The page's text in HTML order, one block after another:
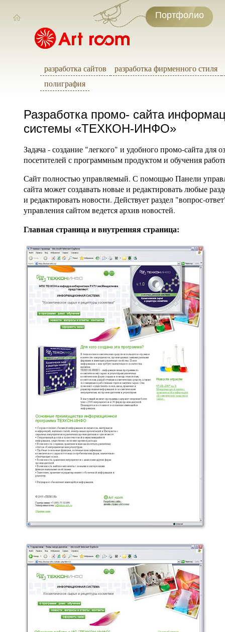
Портфолио
разработка сайтов
разработка фирменного стиля
полиграфия
Разработка промо- сайта
системы «ТЕХКОН-ИНФО»
Задача - создание "легкого" и удобного промо-сайта для
посетителей с программным продуктом и обучения
Сайт полностью управляемый. С помощью Панели
сайта может создавать новые и редактировать любые
и редактировать новости. Действует раздел "вопрос-
управления сайтом ведется архив новостей.
Главная страница и внутренняя страница: